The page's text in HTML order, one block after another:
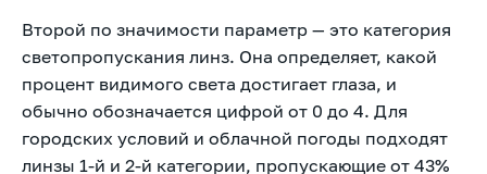
Второй по значимости параметр — это категория
светопропускания линз. Она определяет, какой
процент видимого света достигает глаза, и
обычно обозначается цифрой от 0 до 4. Для
городских условий и облачной погоды подходят
линзы 1-й и 2-й категории, пропускающие от 43%